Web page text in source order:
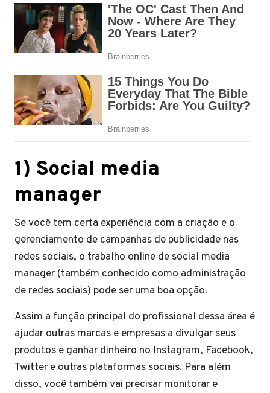
1) Social media
manager
Se você tem certa experiência com a criação e o
gerenciamento de campanhas de publicidade nas
redes sociais, o trabalho online de social media
manager (também conhecido como administração
de redes sociais) pode ser uma boa opção.
Assim a função principal do profissional dessa área é
ajudar outras marcas e empresas a divulgar seus
produtos e ganhar dinheiro no Instagram, Facebook,
Twitter e outras plataformas sociais. Para além
disso, você também vai precisar monitorar e